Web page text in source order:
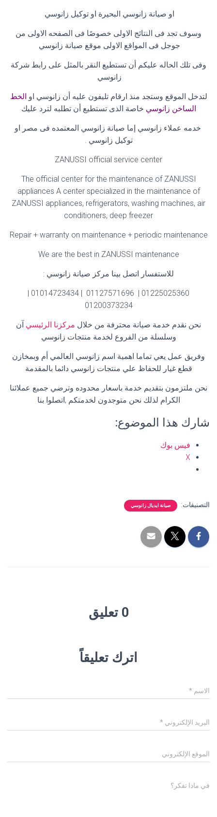
او صيانة زانوسي البحيرة او توكيل زانوسي
وسوف تجد فى النتائج الاولى خصوصًا فى الصفحه الاولى من
جوجل فى المواقع الاولى موقع صيانة زانوسي
وفى تلك الحاله عليكم أن تستطيع النقر بالمثل على رابط شركة
زانوسي
لتدخل الموقع وستجد منذ ارقام تليفون عليه أن زانوسي او الخط
الساخن زانوسي خاصة الذى تستطيع أن تطلبه لترد عليك
خدمه عملاء زانوسي إما صيانة زانوسي المعتمده فى مصر او
توكيل زانوسي .
ZANUSSI official service center
The official center for the maintenance of ZANUSSI
appliances A center specialized in the maintenance of
ZANUSSI appliances, refrigerators, washing machines, air
conditioners, deep freezer
Repair + warranty on maintenance + periodic maintenance
We are the best in ZANUSSI maintenance
للاستفسار اتصل بينا مركز صيانة زانوسي :
01225025360 | 01127571696 | 01014723434 |
01200373234
نحن نقدم خدمة صيانة محترفة من خلال مركزنا الرئيسي آن
وسلسلة من الفروع لخدمة منتجات زانوسي
وفريق عمل يعي تماما اهمية اسم زانوسي العالمي أم وبمخازن
قطع غيار للحفاظ علي منتجات زانوسي دائما بالمقدمة
نحن ملتزمون بتقديم خدمة باسعار محدوده وترضي جميع عملائنا
الكرام لذلك نحن متوجدون لخدمتكم ,اتصلوا بنا
شارك هذا الموضوع:
فيس بوك
X
التصنيفات: صيانة ايديال زانوسي
0 تعليق
اترك تعليقاً
الاسم *
البريد الإلكتروني *
الموقع الإلكتروني
في ماذا تفكر؟